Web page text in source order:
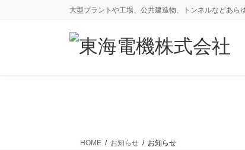
大型プラントや工場、公共建造物、トンネルなどあら
HOME お知らせ お知らせ